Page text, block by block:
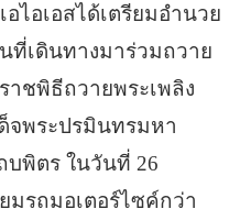
ไอเอสได้เตรียมอำนวย
ที่เดินทางมาร่วมถวาย
ชพิธีถวายพระเพลิง
จพระปรมินทรมหา
พิตร ในวันที่ 26
มรถมอเตอร์ไซค์กว่า